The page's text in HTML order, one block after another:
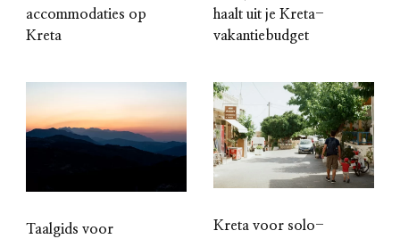
accommodaties op
Kreta
haalt uit je Kreta-
vakantiebudget
Taalgids voor
Kreta voor solo-